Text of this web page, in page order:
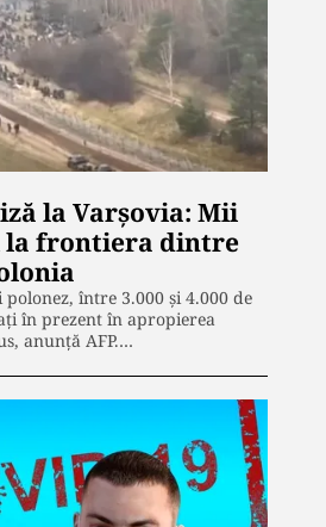
la Varșovia: Mii
la frontiera dintre
între 3.000 și 4.000 de
în prezent în apropierea
anunță AFP.…